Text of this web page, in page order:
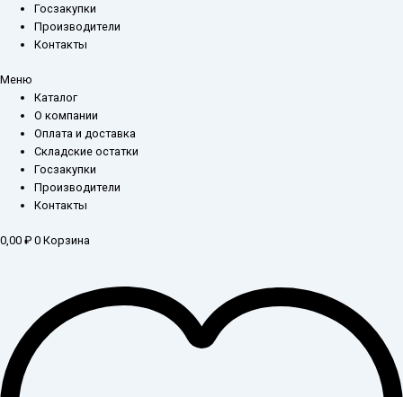
Госзакупки
Производители
Контакты
Меню
Каталог
О компании
Оплата и доставка
Складские остатки
Госзакупки
Производители
Контакты
0,00 ₽ 0 Корзина